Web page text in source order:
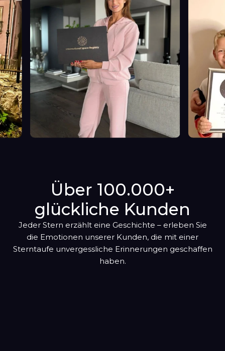
Über 100.000+
glückliche Kunden
Jeder Stern erzählt eine Geschichte – erleben Sie
die Emotionen unserer Kunden, die mit einer
Sterntaufe unvergessliche Erinnerungen geschaffen
haben.